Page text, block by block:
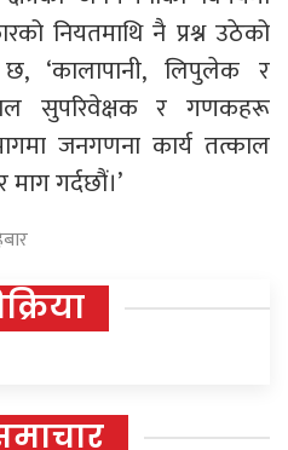
नियतमाथि नै प्रश्न उठेको
छ, ‘कालापानी, लिपुलेक र
सुपरिवेक्षक र गणकहरू
जनगणना कार्य तत्काल
गर्दछौं।’